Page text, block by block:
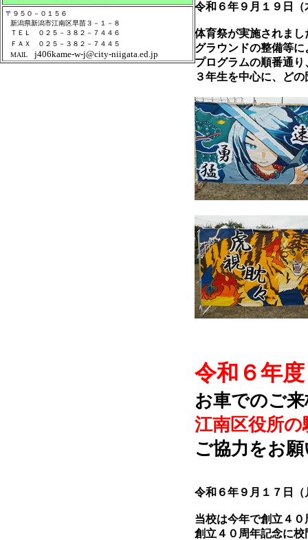
〒９５０－０１５６
新潟県新潟市江南区早苗３－１－８
ＴＥＬ ０２５－３８２－７４４６
ＦＡＸ ０２５－３８２－７４４５
MAIL j406kame-w-j@city-niigata.ed.jp
令和６年９月１９日（
体育祭が実施されまし
グラウンドの整備等
プログラムの順番通
３年生を中心に、ど
令和６年
お車でのご
江南区役所
ご協力をお
令和６年９月１７日（
当校は今年で創立４
創立４０周年記念に